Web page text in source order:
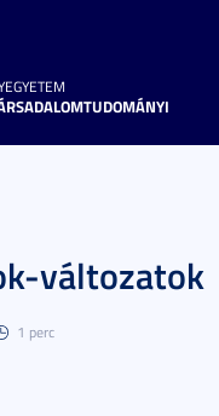
változatok
1 perc